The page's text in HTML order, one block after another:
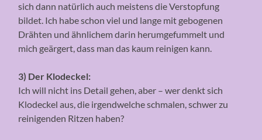
sich dann natürlich auch meistens die Verstopfung
bildet. Ich habe schon viel und lange mit gebogenen
Drähten und ähnlichem darin herumgefummelt und
mich geärgert, dass man das kaum reinigen kann.
3) Der Klodeckel:
Ich will nicht ins Detail gehen, aber – wer denkt sich
Klodeckel aus, die irgendwelche schmalen, schwer zu
reinigenden Ritzen haben?